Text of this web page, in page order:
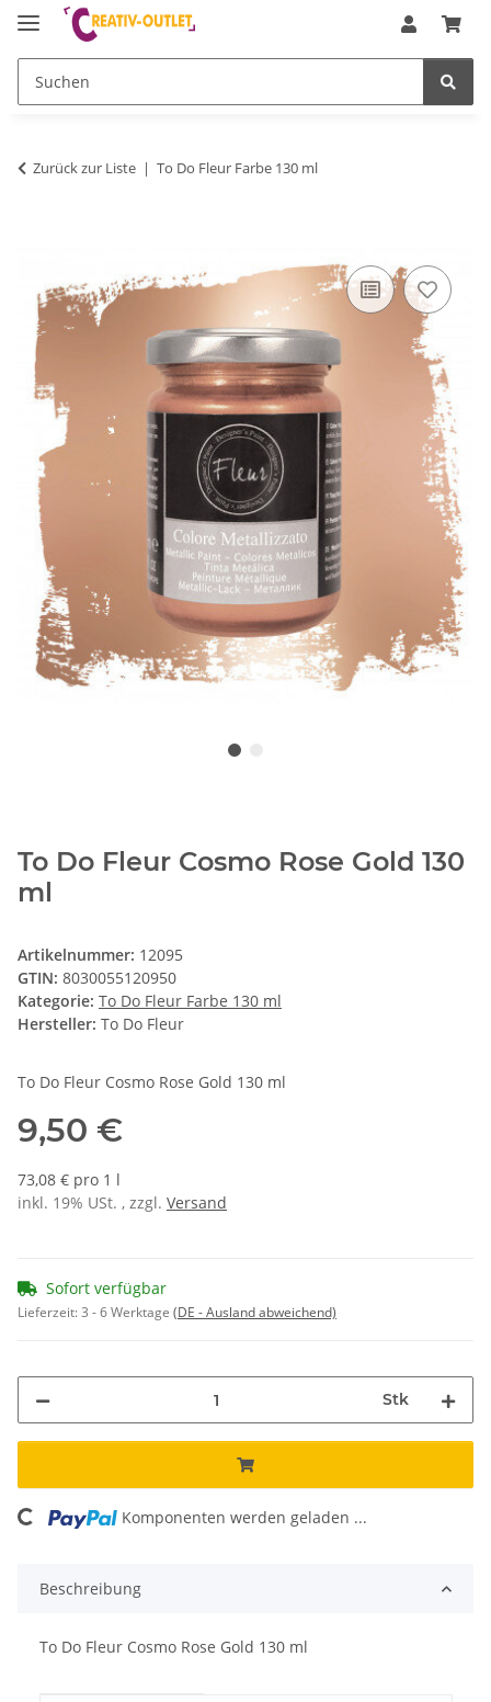
Zurück zur Liste To Do Fleur Farbe 130 ml
To Do Fleur Cosmo Rose Gold 130
ml
Artikelnummer: 12095
GTIN: 8030055120950
Kategorie: To Do Fleur Farbe 130 ml
Hersteller: To Do Fleur
To Do Fleur Cosmo Rose Gold 130 ml
9,50 €
73,08 € pro 1 l
inkl. 19% USt. , zzgl. Versand
Sofort verfügbar
Lieferzeit:3 - 6 Werktage (DE - Ausland abweichend)
Stk
Komponenten werden geladen ...
Beschreibung
To Do Fleur Cosmo Rose Gold 130 ml